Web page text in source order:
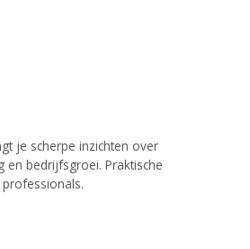
je scherpe inzichten over
en bedrijfsgroei. Praktische